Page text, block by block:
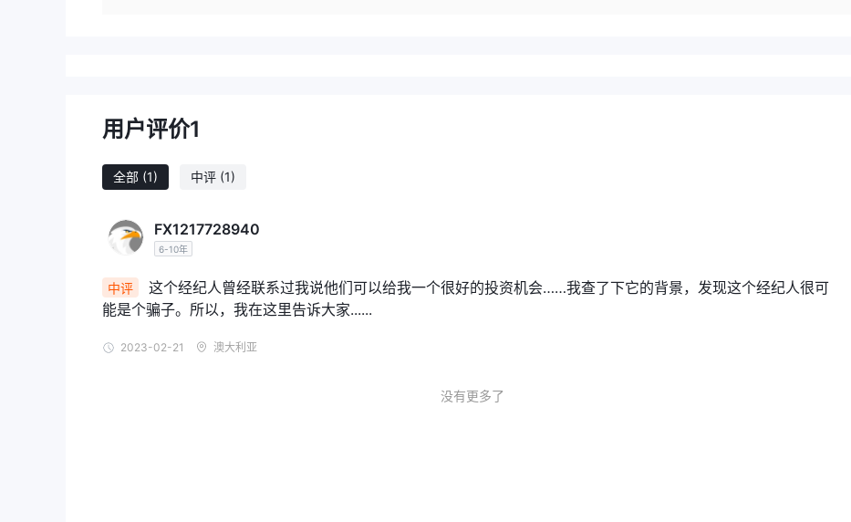
用户评价1
全部 (1) 中评 (1)
FX1217728940
6-10年
中评
这个经纪人曾经联系过我说他们可以给我一个很好的投资机会……我查了下它的背景，发现这个经纪人很可
能是个骗子。所以，我在这里告诉大家......
2023-02-21 澳大利亚
没有更多了